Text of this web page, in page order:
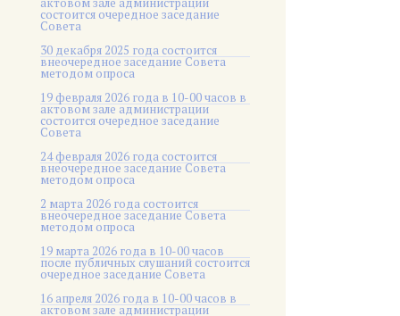
состоится очередное заседание
Совета
30 декабря 2025 года состоится
внеочередное заседание Совета
методом опроса
19 февраля 2026 года в 10-00 часов в
актовом зале администрации
состоится очередное заседание
Совета
24 февраля 2026 года состоится
внеочередное заседание Совета
методом опроса
2 марта 2026 года состоится
внеочередное заседание Совета
методом опроса
19 марта 2026 года в 10-00 часов
после публичных слушаний состоится
очередное заседание Совета
16 апреля 2026 года в 10-00 часов в
актовом зале администрации